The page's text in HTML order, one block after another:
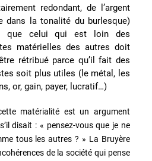
redondant, de l’argent
dans la tonalité du burlesque)
que celui qui est loin des
matérielles des autres doit
rétribué parce qu’il fait des
soit plus utiles (le métal, les
or, gain, payer, lucratif…)
matérialité est un argument
disait : « pensez-vous que je ne
tous les autres ? » La Bruyère
de la société qui pense